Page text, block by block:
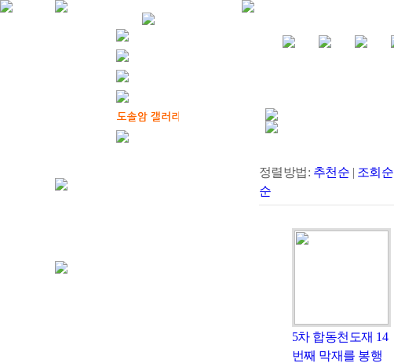
정렬방법: 추천순 | 조회순
순
5차 합동천도재 14
번째 막재를 봉행